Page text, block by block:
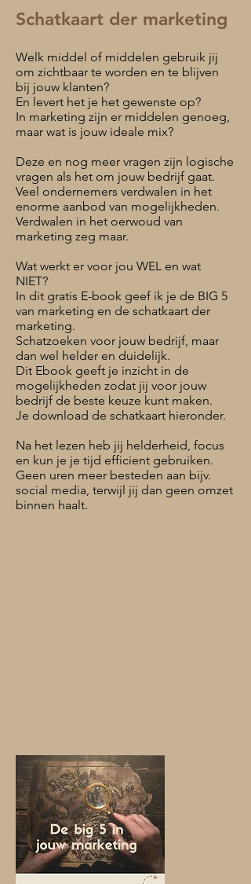
Schatkaart der marketing
Welk middel of middelen gebruik jij
om zichtbaar te worden en te blijven
bij jouw klanten?
En levert het je het gewenste op?
In marketing zijn er middelen genoeg,
maar wat is jouw ideale mix?
Deze en nog meer vragen zijn logische
vragen als het om jouw bedrijf gaat.
Veel ondernemers verdwalen in het
enorme aanbod van mogelijkheden.
Verdwalen in het oerwoud van
marketing zeg maar.
Wat werkt er voor jou WEL en wat
NIET?
In dit gratis E-book geef ik je de BIG 5
van marketing en de schatkaart der
marketing.
Schatzoeken voor jouw bedrijf, maar
dan wel helder en duidelijk.
Dit Ebook geeft je inzicht in de
mogelijkheden zodat jij voor jouw
bedrijf de beste keuze kunt maken.
Je download de schatkaart hieronder.
Na het lezen heb jij helderheid, focus
en kun je je tijd efficient gebruiken.
Geen uren meer besteden aan bijv.
social media, terwijl jij dan geen omzet
binnen haalt.